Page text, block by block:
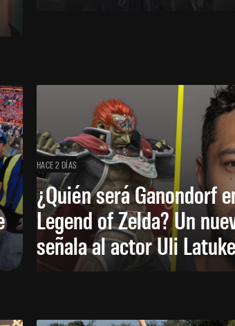
HACE 2 DÍAS
¿Quién será Ganondorf
Legend of Zelda? Un
señala al actor Uli